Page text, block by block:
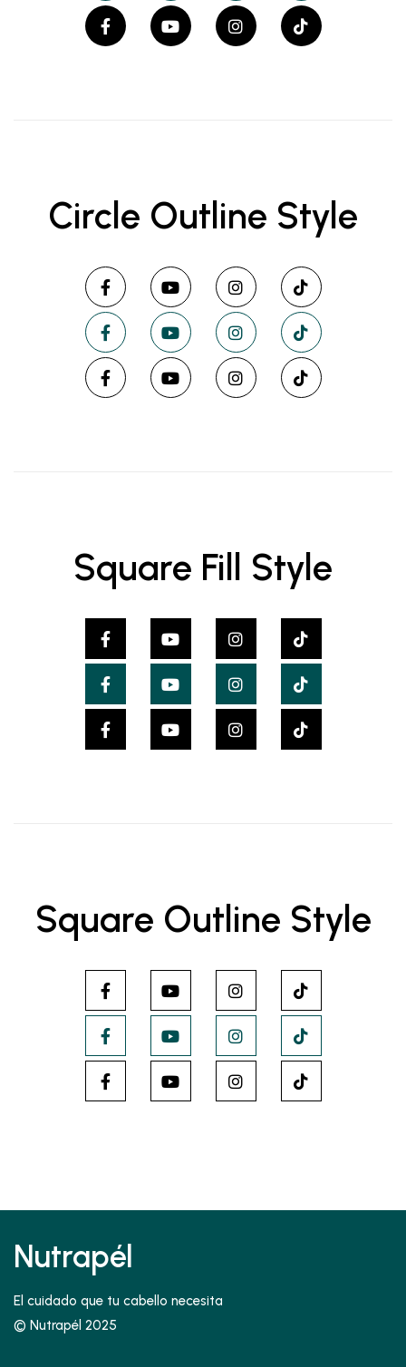
Circle Outline Style
Square Fill Style
Square Outline Style
Nutrapél
El cuidado que tu cabello necesita
© Nutrapél 2025